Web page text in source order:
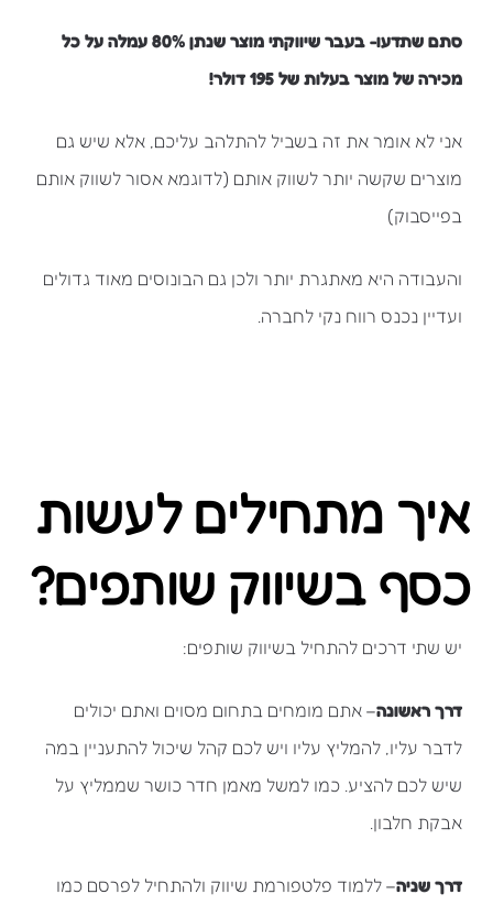
סתם שתדעו- בעבר שיווקתי מוצר שנתן 80% עמלה על כל
מכירה של מוצר בעלות של 195 דולר!
אני לא אומר את זה בשביל להתלהב עליכם, אלא שיש גם
מוצרים שקשה יותר לשווק אותם (לדוגמא אסור לשווק אותם
בפייסבוק)
והעבודה היא מאתגרת יותר ולכן גם הבונוסים מאוד גדולים
ועדיין נכנס רווח נקי לחברה.
איך מתחילים לעשות
כסף בשיווק שותפים?
יש שתי דרכים להתחיל בשיווק שותפים:
דרך ראשונה– אתם מומחים בתחום מסוים ואתם יכולים
לדבר עליו, להמליץ עליו ויש לכם קהל שיכול להתעניין במה
שיש לכם להציע. כמו למשל מאמן חדר כושר שממליץ על
אבקת חלבון.
דרך שניה– ללמוד פלטפורמת שיווק ולהתחיל לפרסם כמו